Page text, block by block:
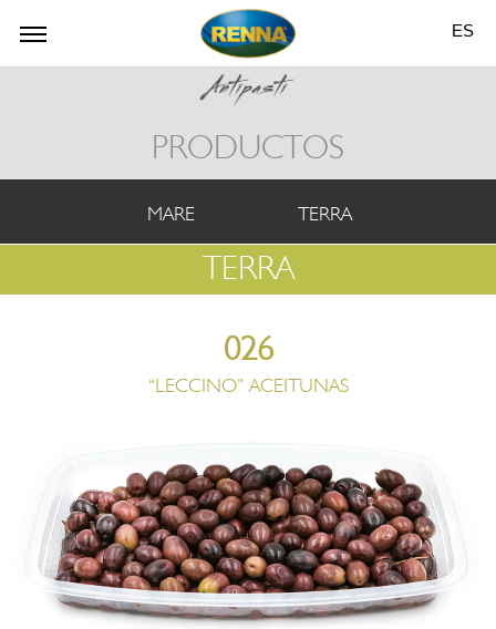
ES
PRODUCTOS
MARE TERRA
TERRA
026
“LECCINO” ACEITUNAS